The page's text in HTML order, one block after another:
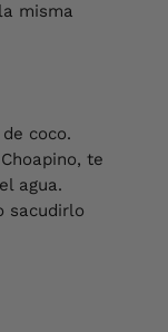
misma
coco.
te
agua.
sacudirlo